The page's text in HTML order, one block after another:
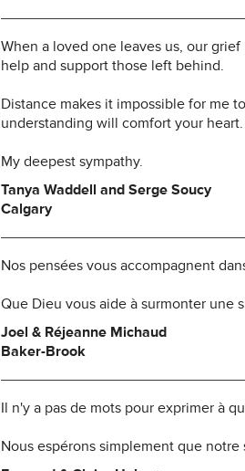
When a loved one leaves us, our
help and support those left behind.
Distance makes it impossible for me
understanding will comfort your heart.
My deepest sympathy.
Tanya Waddell and Serge Soucy
Calgary
Nos pensées vous accompagnent
Que Dieu vous aide à surmonter une
Joel & Réjeanne Michaud
Baker-Brook
Il n'y a pas de mots pour exprimer à
Nous espérons simplement que